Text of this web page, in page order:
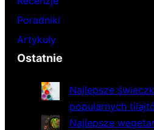
Poradniki
Artykuły
Ostatnie
Najlepsze
popularnych
Najlepsze